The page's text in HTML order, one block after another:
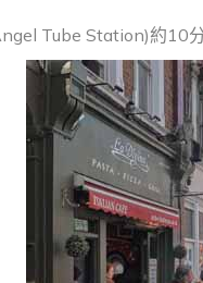
Tube Station)約10